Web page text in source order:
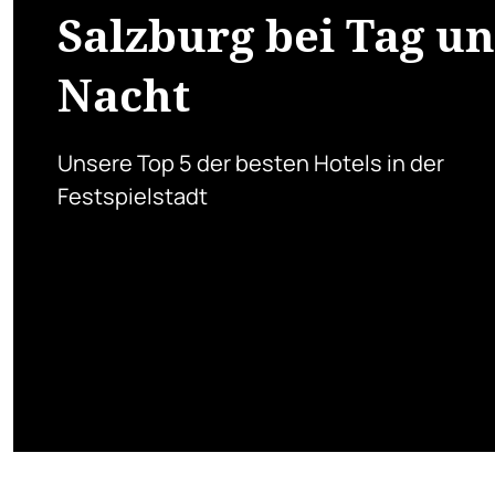
Salzburg bei Tag
Nacht
Unsere Top 5 der besten Hotels in der
Festspielstadt